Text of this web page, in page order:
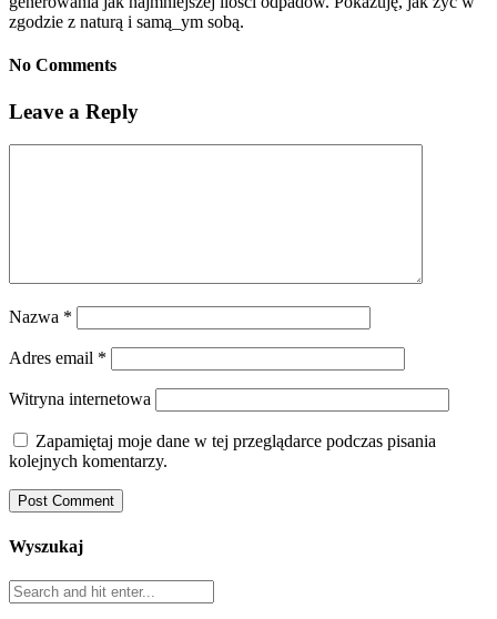
zgodzie z naturą i samą_ym sobą.
No Comments
Leave a Reply
Nazwa *
Adres email *
Witryna internetowa
Zapamiętaj moje dane w tej przeglądarce podczas pisania
kolejnych komentarzy.
Wyszukaj